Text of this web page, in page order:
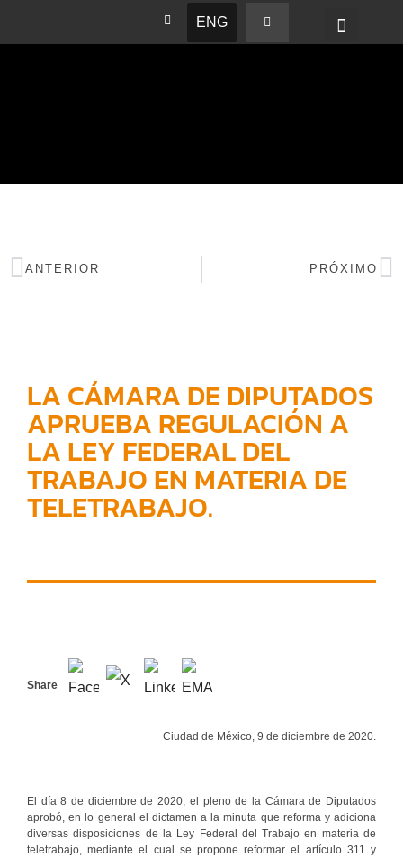
ENG
ANTERIOR PRÓXIMO
LA CÁMARA DE DIPUTADOS
APRUEBA REGULACIÓN A
LA LEY FEDERAL DEL
TRABAJO EN MATERIA DE
TELETRABAJO.
Share
Ciudad de México, 9 de diciembre de 2020.
El día 8 de diciembre de 2020, el pleno de la Cámara de Diputados
aprobó, en lo general el dictamen a la minuta que reforma y adiciona
diversas disposiciones de la Ley Federal del Trabajo en materia de
teletrabajo, mediante el cual se propone reformar el artículo 311 y